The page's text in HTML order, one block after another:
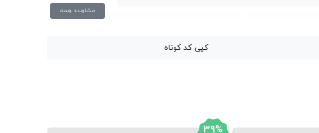
مشاهده همه
کپی کد کوتاه
39%